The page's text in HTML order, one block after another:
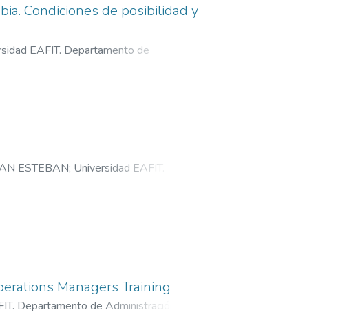
Condiciones de posibilidad y
EAFIT. Departamento de
ESTEBAN; Universidad EAFIT.
Managers Training
Departamento de Administración